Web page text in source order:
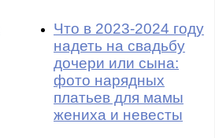
Что в 2023-2024 году
надеть на свадьбу
дочери или сына:
фото нарядных
платьев для мамы
жениха и невесты